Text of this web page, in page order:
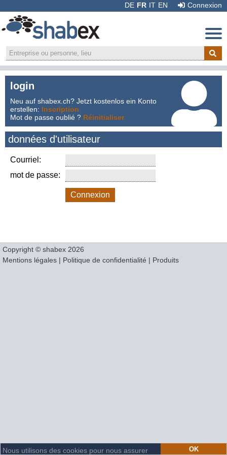
OK
Nous utilisons des cookies pour nous assurer
DE FR IT EN Connexion
login
Neu auf shabex.ch? Jetzt kostenlos ein Konto
erstellen: Inscription
Mot de passe oublié ? Réinitialiser
données d'utilisateur
Courriel:
mot de passe:
Connexion
Copyright © shabex 2026
Mentions légales | Politique de confidentialité | Produits